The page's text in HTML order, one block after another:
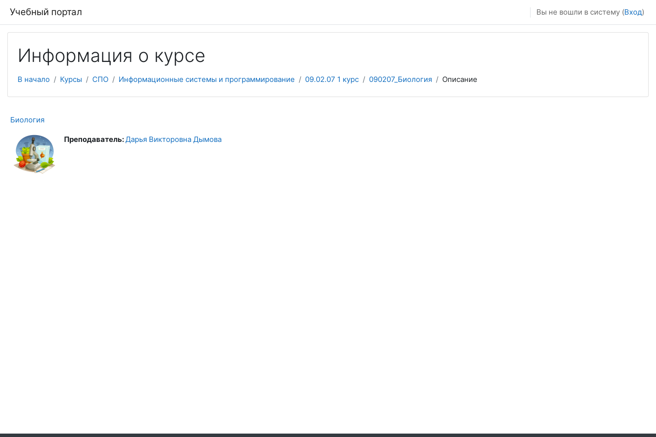
Учебный портал Вы не вошли в систему (Вход)
Информация о курсе
В начало Курсы СПО Информационные системы и программирование 09.02.07 1 курс 090207_Биология Описание
Биология
Преподаватель:Дарья Викторовна Дымова